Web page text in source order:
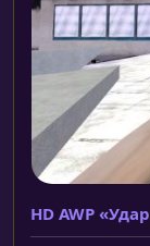
HD AWP